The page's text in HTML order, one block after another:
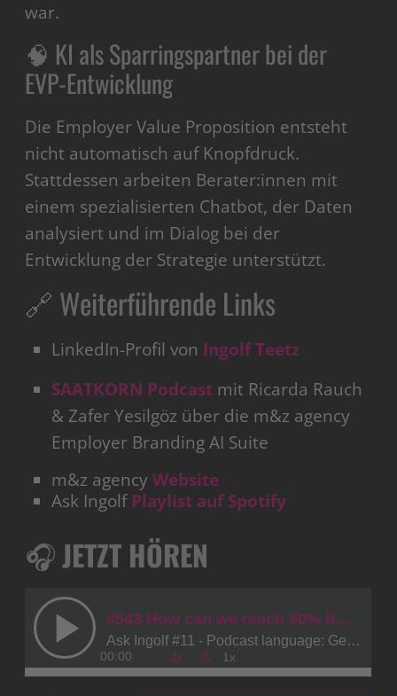
war.
🧠 KI als Sparringspartner bei der
EVP-Entwicklung
Die Employer Value Proposition entsteht
nicht automatisch auf Knopfdruck.
Stattdessen arbeiten Berater:innen mit
einem spezialisierten Chatbot, der Daten
analysiert und im Dialog bei der
Entwicklung der Strategie unterstützt.
🔗 Weiterführende Links
LinkedIn-Profil von Ingolf Teetz
SAATKORN Podcast mit Ricarda Rauch
& Zafer Yesilgöz über die m&z agency
Employer Branding AI Suite
m&z agencyWebsite
Ask Ingolf Playlist auf Spotify
🎧JETZT HÖREN